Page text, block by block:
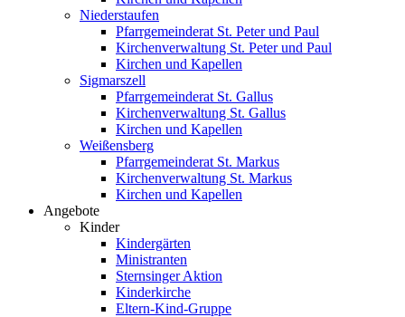
Niederstaufen
Pfarrgemeinderat St. Peter und Paul
Kirchenverwaltung St. Peter und Paul
Kirchen und Kapellen
Sigmarszell
Pfarrgemeinderat St. Gallus
Kirchenverwaltung St. Gallus
Kirchen und Kapellen
Weißensberg
Pfarrgemeinderat St. Markus
Kirchenverwaltung St. Markus
Kirchen und Kapellen
Angebote
Kinder
Kindergärten
Ministranten
Sternsinger Aktion
Kinderkirche
Eltern-Kind-Gruppe